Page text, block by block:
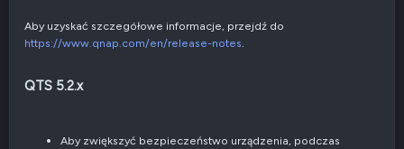
Aby uzyskać szczegółowe informacje, przejdź do
https://www.qnap.com/en/release-notes.
QTS 5.2.x​
Aby zwiększyć bezpieczeństwo urządzenia, podczas